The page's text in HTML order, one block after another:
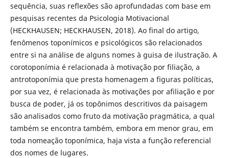
sequência, suas reflexões são aprofundadas com base em
pesquisas recentes da Psicologia Motivacional
(HECKHAUSEN; HECKHAUSEN, 2018). Ao final do artigo,
fenômenos toponímicos e psicológicos são relacionados
entre si na análise de alguns nomes à guisa de ilustração. A
corotoponímia é relacionada à motivação por filiação, a
antrotoponímia que presta homenagem a figuras políticas,
por sua vez, é relacionada às motivações por afiliação e por
busca de poder, já os topônimos descritivos da paisagem
são analisados como fruto da motivação pragmática, a qual
também se encontra também, embora em menor grau, em
toda nomeação toponímica, haja vista a função referencial
dos nomes de lugares.